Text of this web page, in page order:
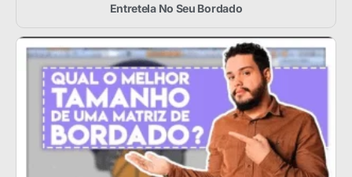
Entretela No Seu Bordado